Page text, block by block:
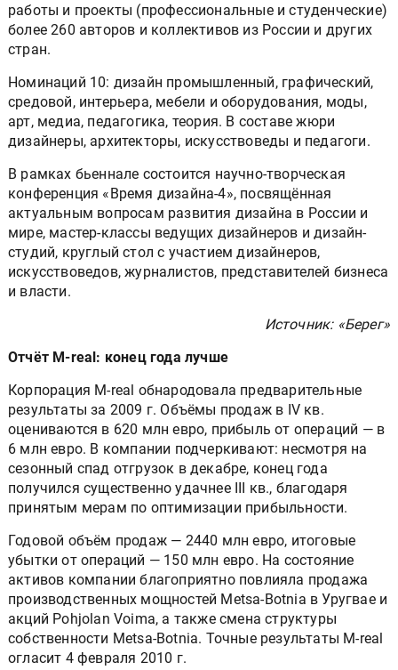
работы и проекты (профессиональные и студенческие)
более 260 авторов и коллективов из России и других
стран.
Номинаций 10: дизайн промышленный, графический,
средовой, интерьера, мебели и оборудования, моды,
арт, медиа, педагогика, теория. В составе жюри
дизайнеры, архитекторы, искусствоведы и педагоги.
В рамках бьеннале состоится научно-творческая
конференция «Время дизайна-4», посвящённая
актуальным вопросам развития дизайна в России и
мире, мастер-классы ведущих дизайнеров и дизайн-
студий, круглый стол с участием дизайнеров,
искусствоведов, журналистов, представителей бизнеса
и власти.
Источник: «Берег»
Отчёт M-real: конец года лучше
Корпорация M-real обнародовала предварительные
результаты за 2009 г. Объёмы продаж в IV кв.
оцениваются в 620 млн евро, прибыль от операций — в
6 млн евро. В компании подчеркивают: несмотря на
сезонный спад отгрузок в декабре, конец года
получился существенно удачнее III кв., благодаря
принятым мерам по оптимизации прибыльности.
Годовой объём продаж — 2440 млн евро, итоговые
убытки от операций — 150 млн евро. На состояние
активов компании благоприятно повлияла продажа
производственных мощностей Metsa-Botnia в Уругвае и
акций Pohjolan Voima, а также смена структуры
собственности Metsa-Botnia. Точные результаты M-real
огласит 4 февраля 2010 г.